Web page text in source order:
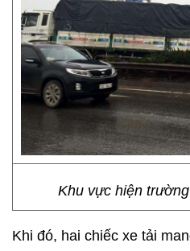
Khu vực hiện
Khi đó, hai chiếc xe tải